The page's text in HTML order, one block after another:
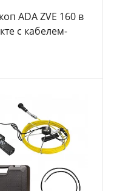
ADA ZVE 160 в
с кабелем-